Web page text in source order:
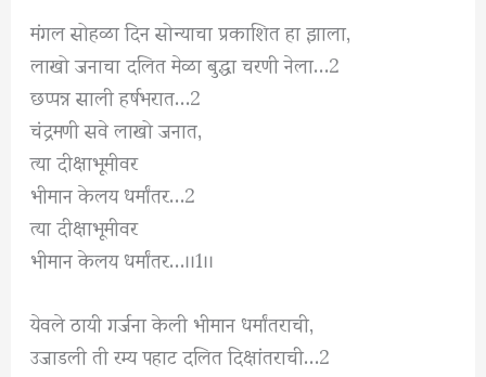
मंगल सोहळा दिन सोन्याचा प्रकाशित हा झाला,
लाखो जनाचा दलित मेळा बुद्धा चरणी नेला…2
छप्पन्न साली हर्षभरात…2
चंद्रमणी सवे लाखो जनात,
त्या दीक्षाभूमीवर
भीमान केलय धर्मांतर…2
त्या दीक्षाभूमीवर
भीमान केलय धर्मांतर…।।1।।
येवले ठायी गर्जना केली भीमान धर्मांतराची,
उजाडली ती रम्य पहाट दलित दिक्षांतराची…2